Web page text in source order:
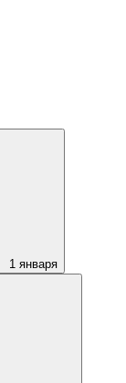
1 января